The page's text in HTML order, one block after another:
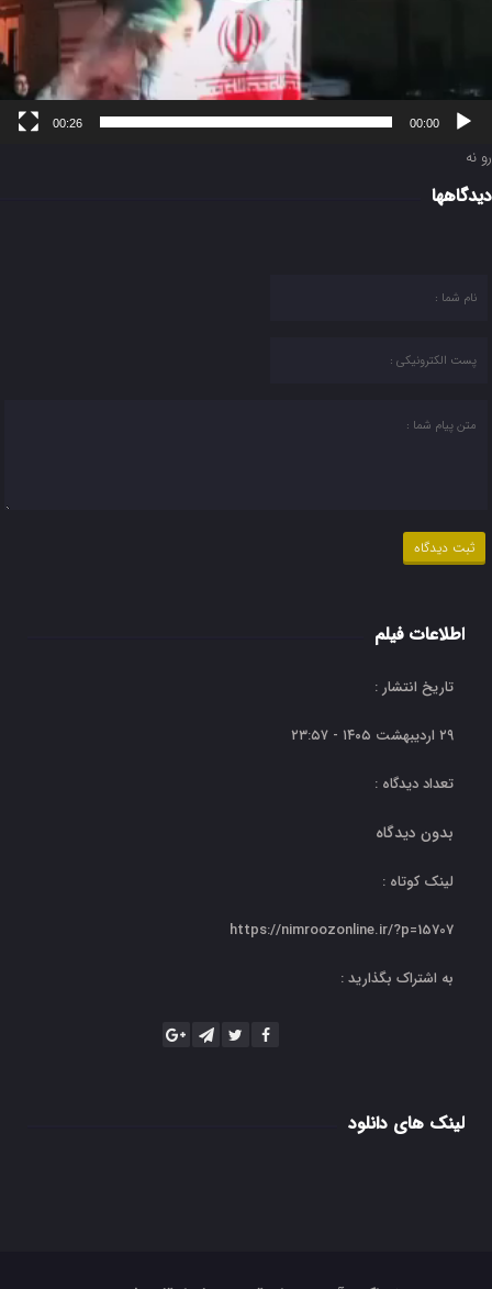
00:00
00:26
رو نه
دیدگاهها
اطلاعات فیلم
تاریخ انتشار :
۲۹ اردیبهشت ۱۴۰۵ - ۲۳:۵۷
تعداد دیدگاه :
بدون دیدگاه
لینک کوتاه :
https://nimroozonline.ir/?p=15707
به اشتراک بگذارید :
لینک های دانلود